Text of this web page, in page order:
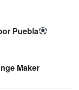
Puebla
Maker